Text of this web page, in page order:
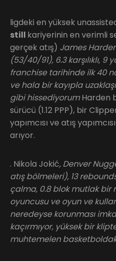
ligdeki en yüksek
still kariyerinin en verimli
gerçek atış) James
(53/40/91), 6.3 karşılıklı,
franchise tarihinde ilk 40
ve hala bir kayıpla
gibi hissediyorumHarden
sürücü (1.12 PPP), bir
yapımcısı ve atış
arıyor.
. Nikola Jokić, Denver
atış bölmeleri), 13
çalma, 0.8 blok mutlak bir
oyuncusu ve oyun ve
neredeyse korunması
kaçırmıyor, yüksek bir
muhtemelen